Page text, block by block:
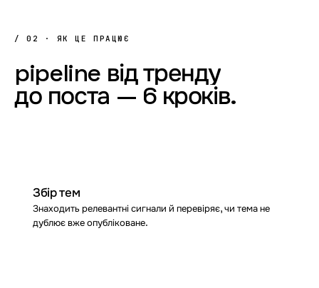
/ 02 · ЯК ЦЕ ПРАЦЮЄ
pipeline відтренду
до поста — 6 кроків.
Збір тем
Знаходить релевантні сигнали й перевіряє, чи тема не
дублює вже опубліковане.